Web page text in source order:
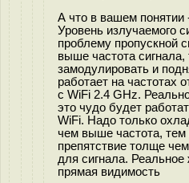
А что в вашем
Уровень излучаемого
проблему пропускной
выше частота
замодулировать и
работает на частотах
c WiFi 2.4 GHz.
это чудо будет
WiFi. Надо только
чем выше частота,
препятствие толще
для сигнала.
прямая видимость